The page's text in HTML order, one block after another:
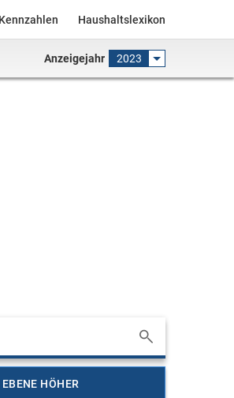
Kennzahlen Haushaltslexikon
Anzeigejahr 2023
EBENE HÖHER